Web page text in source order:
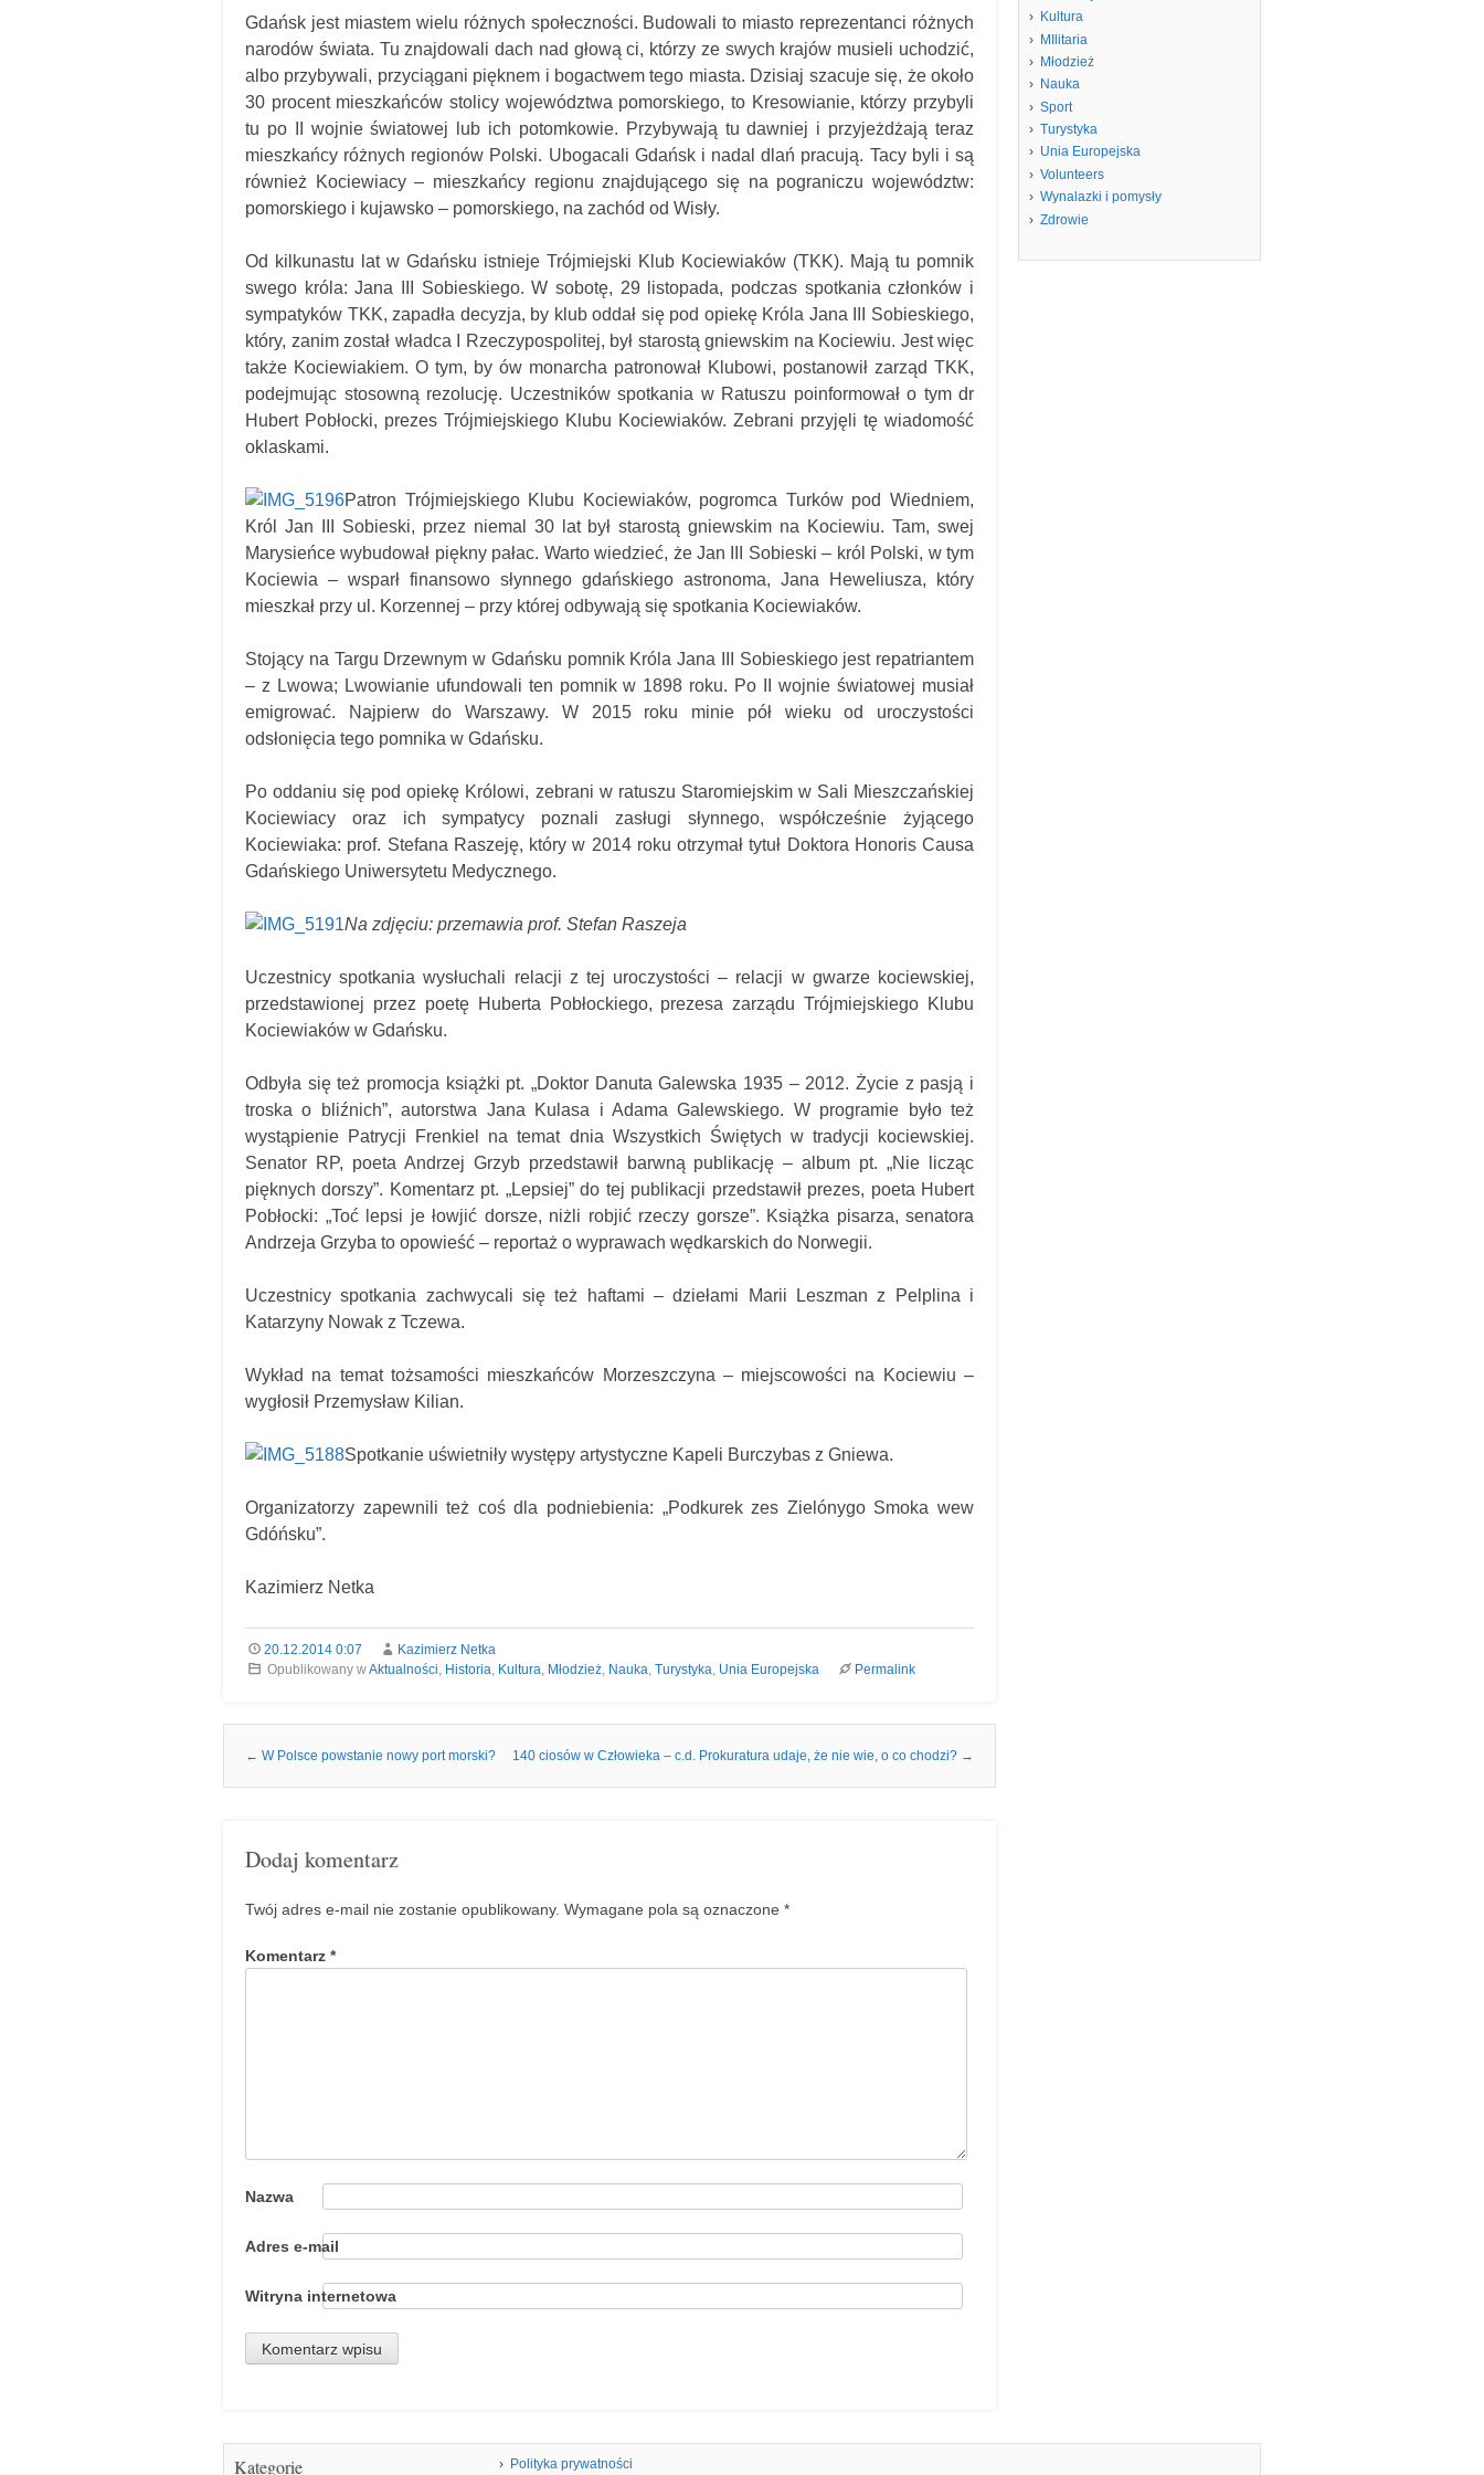
Gdańsk jest miastem wielu różnych społeczności. Budowali to miasto reprezentanci różnych
narodów świata. Tu znajdowali dach nad głową ci, którzy ze swych krajów musieli uchodzić,
albo przybywali, przyciągani pięknem i bogactwem tego miasta. Dzisiaj szacuje się, że około
30 procent mieszkańców stolicy województwa pomorskiego, to Kresowianie, którzy przybyli
tu po II wojnie światowej lub ich potomkowie. Przybywają tu dawniej i przyjeżdżają teraz
mieszkańcy różnych regionów Polski. Ubogacali Gdańsk i nadal dlań pracują. Tacy byli i są
również Kociewiacy – mieszkańcy regionu znajdującego się na pograniczu województw:
pomorskiego i kujawsko – pomorskiego, na zachód od Wisły.
Od kilkunastu lat w Gdańsku istnieje Trójmiejski Klub Kociewiaków (TKK). Mają tu pomnik
swego króla: Jana III Sobieskiego. W sobotę, 29 listopada, podczas spotkania członków i
sympatyków TKK, zapadła decyzja, by klub oddał się pod opiekę Króla Jana III Sobieskiego,
który, zanim został władca I Rzeczypospolitej, był starostą gniewskim na Kociewiu. Jest więc
także Kociewiakiem. O tym, by ów monarcha patronował Klubowi, postanowił zarząd TKK,
podejmując stosowną rezolucję. Uczestników spotkania w Ratuszu poinformował o tym dr
Hubert Pobłocki, prezes Trójmiejskiego Klubu Kociewiaków. Zebrani przyjęli tę wiadomość
oklaskami.
Patron Trójmiejskiego Klubu Kociewiaków, pogromca Turków pod Wiedniem,
Król Jan III Sobieski, przez niemal 30 lat był starostą gniewskim na Kociewiu. Tam, swej
Marysieńce wybudował piękny pałac. Warto wiedzieć, że Jan III Sobieski – król Polski, w tym
Kociewia – wsparł finansowo słynnego gdańskiego astronoma, Jana Heweliusza, który
mieszkał przy ul. Korzennej – przy której odbywają się spotkania Kociewiaków.
Stojący na Targu Drzewnym w Gdańsku pomnik Króla Jana III Sobieskiego jest repatriantem
– z Lwowa; Lwowianie ufundowali ten pomnik w 1898 roku. Po II wojnie światowej musiał
emigrować. Najpierw do Warszawy. W 2015 roku minie pół wieku od uroczystości
odsłonięcia tego pomnika w Gdańsku.
Po oddaniu się pod opiekę Królowi, zebrani w ratuszu Staromiejskim w Sali Mieszczańskiej
Kociewiacy oraz ich sympatycy poznali zasługi słynnego, współcześnie żyjącego
Kociewiaka: prof. Stefana Raszeję, który w 2014 roku otrzymał tytuł Doktora Honoris Causa
Gdańskiego Uniwersytetu Medycznego.
Na zdjęciu: przemawia prof. Stefan Raszeja
Uczestnicy spotkania wysłuchali relacji z tej uroczystości – relacji w gwarze kociewskiej,
przedstawionej przez poetę Huberta Pobłockiego, prezesa zarządu Trójmiejskiego Klubu
Kociewiaków w Gdańsku.
Odbyła się też promocja książki pt. „Doktor Danuta Galewska 1935 – 2012. Życie z pasją i
troska o bliźnich”, autorstwa Jana Kulasa i Adama Galewskiego. W programie było też
wystąpienie Patrycji Frenkiel na temat dnia Wszystkich Świętych w tradycji kociewskiej.
Senator RP, poeta Andrzej Grzyb przedstawił barwną publikację – album pt. „Nie licząc
pięknych dorszy”. Komentarz pt. „Lepsiej” do tej publikacji przedstawił prezes, poeta Hubert
Pobłocki: „Toć lepsi je łowjić dorsze, niżli robjić rzeczy gorsze”. Książka pisarza, senatora
Andrzeja Grzyba to opowieść – reportaż o wyprawach wędkarskich do Norwegii.
Uczestnicy spotkania zachwycali się też haftami – dziełami Marii Leszman z Pelplina i
Katarzyny Nowak z Tczewa.
Wykład na temat tożsamości mieszkańców Morzeszczyna – miejscowości na Kociewiu –
wygłosił Przemysław Kilian.
Spotkanie uświetniły występy artystyczne Kapeli Burczybas z Gniewa.
Organizatorzy zapewnili też coś dla podniebienia: „Podkurek zes Zielónygo Smoka wew
Gdóńsku”.
Kazimierz Netka
20.12.2014 0:07
Kazimierz Netka
Opublikowany wAktualności, Historia, Kultura, Młodzież, Nauka, Turystyka, Unia Europejska Permalink
Nawigacja we wpisach
← W Polsce powstanie nowy port morski? 140 ciosów w Człowieka – c.d. Prokuratura udaje, że nie wie, o co chodzi? →
Dodaj komentarz
Twój adres e-mail nie zostanie opublikowany. Wymagane pola są oznaczone *
Komentarz *
Nazwa
Adres e-mail
Witryna internetowa
Kultura
MIlitaria
Młodzież
Nauka
Sport
Turystyka
Unia Europejska
Volunteers
Wynalazki i pomysły
Zdrowie
Kategorie Polityka prywatności